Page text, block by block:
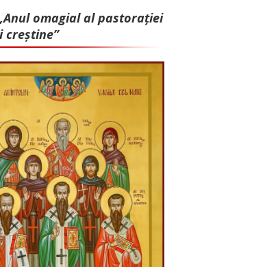
omagial al pastorației
creștine”